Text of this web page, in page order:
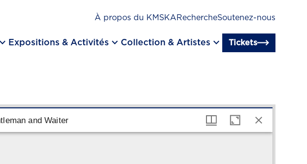
À propos du KMSKARechercheSoutenez-nous
keyboard_arrow_down Expositions & Activités keyboard_arrow_down Collection & Artistes keyboard_arrow_down Tickets
and Waiter
and Waiter